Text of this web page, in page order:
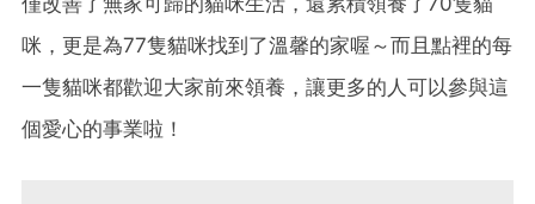
咪，更是為77隻貓咪找到了溫馨的家喔～而且點裡的每
一隻貓咪都歡迎大家前來領養，讓更多的人可以參與這
個愛心的事業啦！